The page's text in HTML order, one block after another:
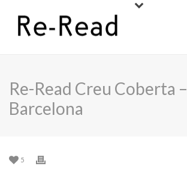
Re-Read Creu Coberta –
Barcelona
5